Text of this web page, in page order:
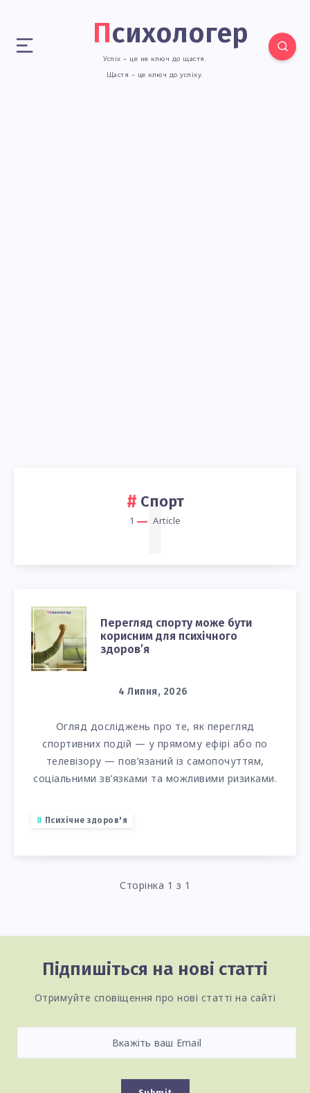
Психологер
Успіх – це не ключ до щастя.
Щастя – це ключ до успіху.
Спорт
1 Article
1
ПЕРЕГЛЯД
СПОРТУ
МОЖЕ
БУТИ
КОРИСНИМ
ДЛЯ
ПСИХІЧНОГО
ЗДОРОВ’Я
Перегляд спорту може бути
корисним для психічного
здоров’я
4 Липня, 2026
Огляд досліджень про те, як перегляд
спортивних подій — у прямому ефірі або по
телевізору — пов’язаний із самопочуттям,
соціальними зв’язками та можливими ризиками.
Психічне здоров'я
Сторінка 1 з 1
Підпишіться на нові статті
Отримуйте сповіщення про нові статті на сайті